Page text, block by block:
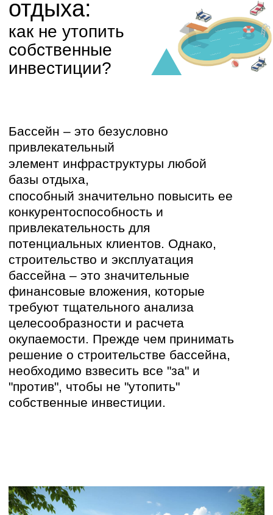
способный значительно повысить ее
конкурентоспособность и
финансовые вложения, которые
требуют тщательного анализа
целесообразности и расчета
окупаемости. Прежде чем принимать
решение о строительстве бассейна,
необходимо взвесить все "за" и
"против", чтобы не "утопить"
собственные инвестиции.
элемент инфраструктуры любой
базы отдыха,
Бассейн – это безусловно
привлекательный
Рациональность
создания бассейна